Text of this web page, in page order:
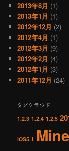
2013年8月 (1)
2013年1月 (1)
2012年12月 (2)
2012年4月 (1)
2012年3月 (9)
2012年2月 (4)
2012年1月 (3)
2011年12月 (24)
タグクラウド
1.2.3 1.2.4 1.2.5
iOS5.1